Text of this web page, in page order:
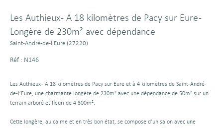
Les Authieux - A 18 kilomètres de Pacy sur Eure -
Longère de 230m² avec dépendance
Saint-André-de-l'Eure (27220)
Réf : N146
Les Authieux - A 18 kilomètres de Pacy sur Eure et à 4 kilomètres de Saint-André-
de-l’Eure, une charmante longère de 230m² avec une dépendance de 50m² sur un
terrain arboré et fleuri de 4 300m².
Cette longère, au calme et en très bon état, se compose d’un salon avec une